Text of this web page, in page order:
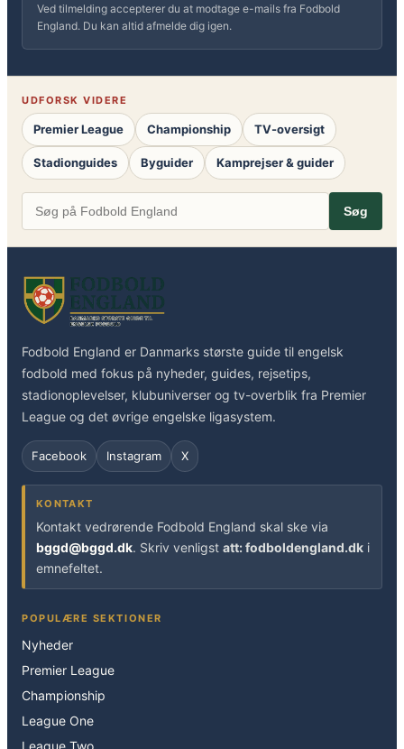
Ved tilmelding accepterer du at modtage e-mails fra Fodbold
England. Du kan altid afmelde dig igen.
UDFORSK VIDERE
Premier League Championship TV-oversigt
Stadionguides Byguider Kamprejser & guider
Søg
Fodbold England er Danmarks største guide til engelsk
fodbold med fokus på nyheder, guides, rejsetips,
stadionoplevelser, klubuniverser og tv-overblik fra Premier
League og det øvrige engelske ligasystem.
Facebook Instagram X
KONTAKT
Kontakt vedrørende Fodbold England skal ske via
bggd@bggd.dk. Skriv venligst att: fodboldengland.dk i
emnefeltet.
POPULÆRE SEKTIONER
Nyheder
Premier League
Championship
League One
League Two